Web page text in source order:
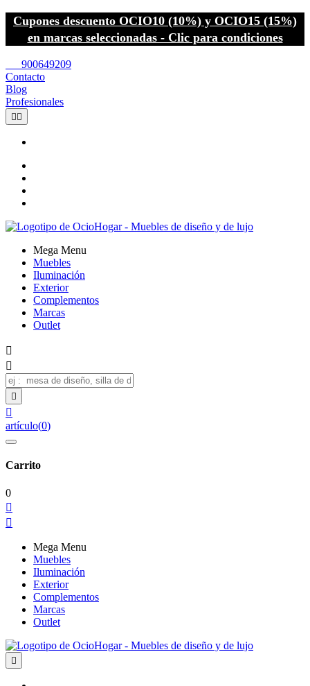
Cupones descuento OCIO10 (10%) y OCIO15 (15%)
en marcas seleccionadas - Clic para condiciones
900649209
Contacto
Blog
Profesionales
 
Mega Menu
Muebles
Iluminación
Exterior
Complementos
Marcas
Outlet




artículo(0)
Carrito
0


Mega Menu
Muebles
Iluminación
Exterior
Complementos
Marcas
Outlet
